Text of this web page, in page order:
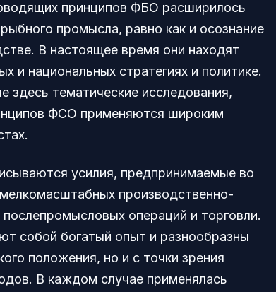
принципов ФБО расширилось
промысла, равно как и осознание
В настоящее время они находят
и национальных стратегиях и политике.
здесь тематические исследования,
ФСО применяются широким
усилия, предпринимаемые во
производственно-
операций и торговли.
собой богатый опыт и разнообразны
положения, но и с точки зрения
В каждом случае применялась